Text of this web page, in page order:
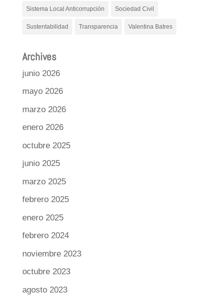
Sistema Local Anticorrupción Sociedad Civil
Sustentabilidad Transparencia Valentina Batres
Archives
junio 2026
mayo 2026
marzo 2026
enero 2026
octubre 2025
junio 2025
marzo 2025
febrero 2025
enero 2025
febrero 2024
noviembre 2023
octubre 2023
agosto 2023